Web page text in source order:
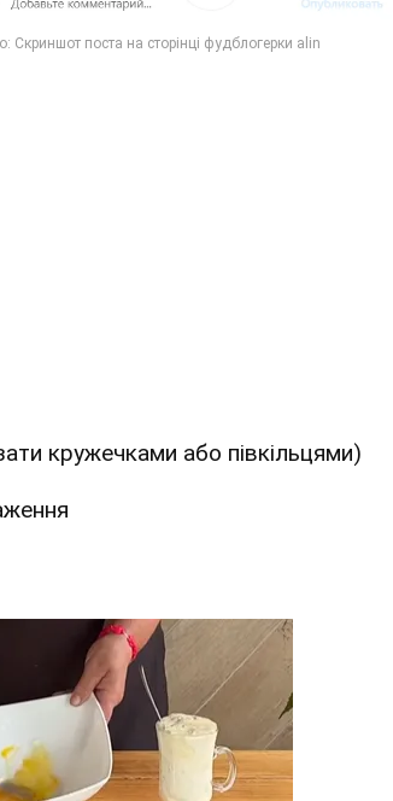
кружечками або півкільцями)